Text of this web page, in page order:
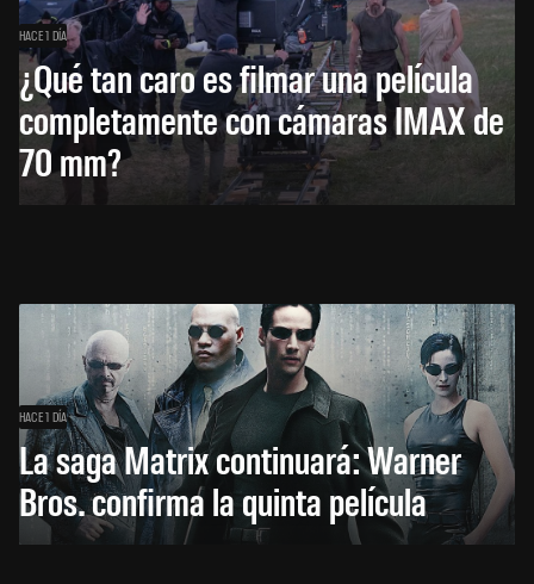
HACE 1 DÍA
¿Qué tan caro es filmar una película
completamente con cámaras IMAX de
70 mm?
HACE 1 DÍA
La saga Matrix continuará: Warner
Bros. confirma la quinta película